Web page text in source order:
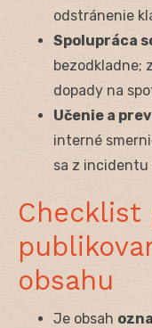
odstránenie
Spolupráca
bezodkladne;
dopady na
Učenie a
interné
sa z
Checklist
obsahu
Je obsah